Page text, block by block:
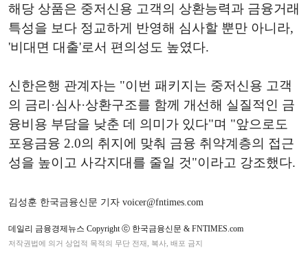
해당 상품은 중저신용 고객의 상환능력과 금융거래
특성을 보다 정교하게 반영해 심사할 뿐만 아니라,
'비대면 대출'로서 편의성도 높였다.
신한은행 관계자는 "이번 패키지는 중저신용 고객
의 금리·심사·상환구조를 함께 개선해 실질적인 금
융비용 부담을 낮춘 데 의미가 있다"며 "앞으로도
포용금융 2.0의 취지에 맞춰 금융 취약계층의 접근
성을 높이고 사각지대를 줄일 것"이라고 강조했다.
김성훈 한국금융신문 기자 voicer@fntimes.com
데일리 금융경제뉴스 Copyright ⓒ 한국금융신문 & FNTIMES.com
저작권법에 의거 상업적 목적의 무단 전재, 복사, 배포 금지